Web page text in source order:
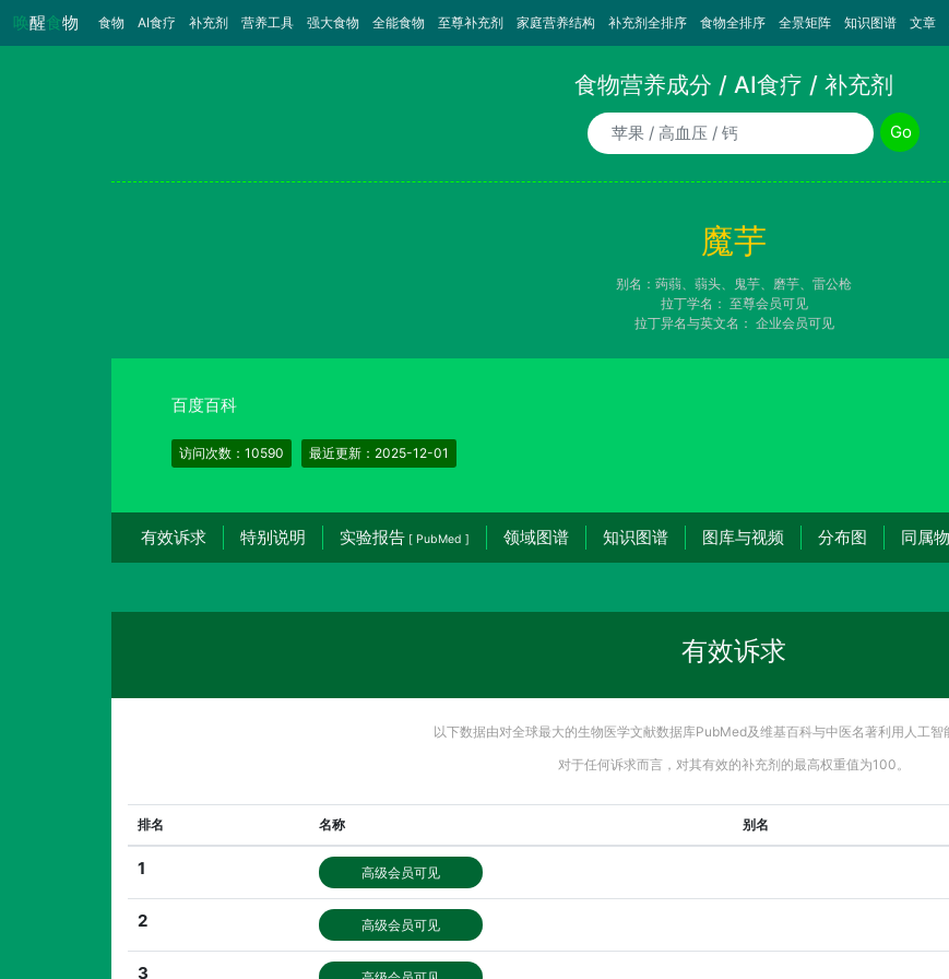
唤醒食物 食物 （当前）
AI食疗 补充剂 营养工具 强大食物 全能食物 至尊补充剂 家庭营养结构 补充剂全排序 食物全排序 全景矩阵 知识图谱 文章
食物营养成分 / AI食疗 / 补充剂
食物/AI食疗诉求/补充剂名称
Go
魔芋
别名：蒟蒻、蒻头、鬼芋、磨芋、雷公枪
拉丁学名： 至尊会员可见
拉丁异名与英文名： 企业会员可见
百度百科
访问次数：10590 最近更新：2025-12-01
有效诉求 特别说明 实验报告 [ PubMed ] 领域图谱 知识图谱 图库与视频 分布图 同属
有效诉求
以下数据由对全球最大的生物医学文献数据库PubMed及维基百科与中医名著利用人工智
对于任何诉求而言，对其有效的补充剂的最高权重值为100。
排名 名称 别名
1 高级会员可见
2 高级会员可见
3